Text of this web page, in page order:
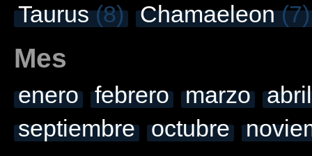
Taurus(8) Chamaeleon(7)
Mes
enero febrero marzo
abril
septiembre
octubre